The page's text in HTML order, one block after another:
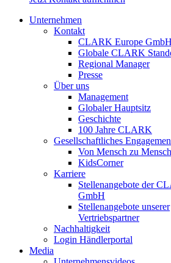
Unternehmen
Kontakt
CLARK Europe GmbH
Globale CLARK
Regional Manager
Presse
Über uns
Management
Globaler Hauptsitz
Geschichte
100 Jahre CLARK
Gesellschaftliches
Von Mensch zu Mensch
KidsCorner
Karriere
Stellenangebote der
GmbH
Stellenangebote unserer
Vertriebspartner
Nachhaltigkeit
Login Händlerportal
Media